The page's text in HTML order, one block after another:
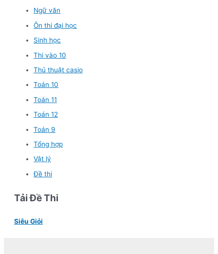
Ngữ văn
Ôn thi đại học
Sinh học
Thi vào 10
Thủ thuật casio
Toán 10
Toán 11
Toán 12
Toán 9
Tổng hợp
Vật lý
Đề thi
Tải Đề Thi
Siêu Giỏi